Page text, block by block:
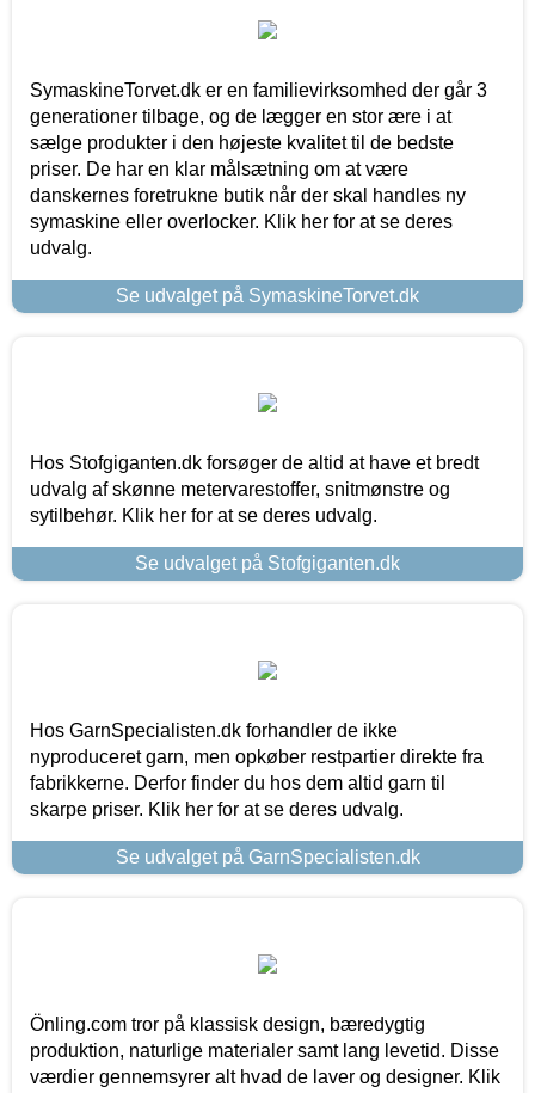
SymaskineTorvet.dk er en familievirksomhed der går 3
generationer tilbage, og de lægger en stor ære i at
sælge produkter i den højeste kvalitet til de bedste
priser. De har en klar målsætning om at være
danskernes foretrukne butik når der skal handles ny
symaskine eller overlocker. Klik her for at se deres
udvalg.
Se udvalget på SymaskineTorvet.dk
Hos Stofgiganten.dk forsøger de altid at have et bredt
udvalg af skønne metervarestoffer, snitmønstre og
sytilbehør. Klik her for at se deres udvalg.
Se udvalget på Stofgiganten.dk
Hos GarnSpecialisten.dk forhandler de ikke
nyproduceret garn, men opkøber restpartier direkte fra
fabrikkerne. Derfor finder du hos dem altid garn til
skarpe priser. Klik her for at se deres udvalg.
Se udvalget på GarnSpecialisten.dk
Önling.com tror på klassisk design, bæredygtig
produktion, naturlige materialer samt lang levetid. Disse
værdier gennemsyrer alt hvad de laver og designer. Klik